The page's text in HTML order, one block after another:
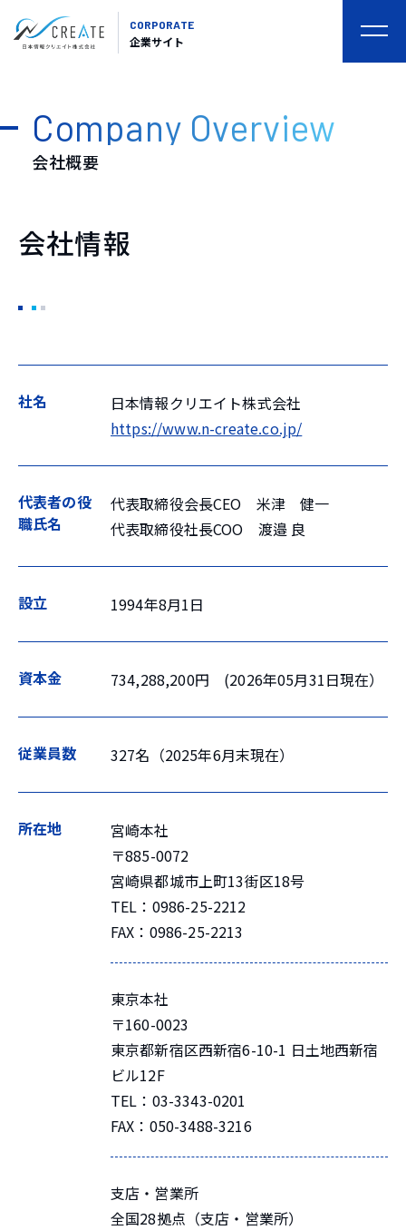
CORPORATE
企業サイト
Company Overview
会社概要
会社情報
社名
日本情報クリエイト株式会社
https://www.n-create.co.jp/
代表者の役
職氏名
代表取締役会長CEO 米津 健一
代表取締役社長COO 渡邉 良
設立 1994年8月1日
資本金 734,288,200円 (2026年05月31日現在）
従業員数 327名（2025年6月末現在）
所在地
宮崎本社
〒885-0072
宮崎県都城市上町13街区18号
TEL：0986-25-2212
FAX：0986-25-2213
東京本社
〒160-0023
東京都新宿区西新宿6-10-1 日土地西新宿
ビル12F
TEL：03-3343-0201
FAX：050-3488-3216
支店・営業所
全国28拠点（支店・営業所）